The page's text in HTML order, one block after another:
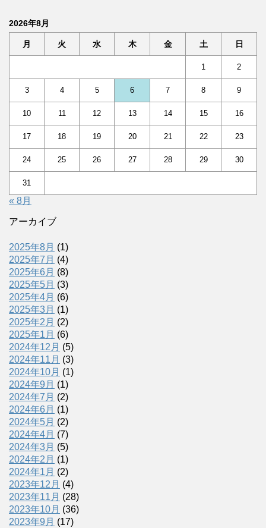
2026年8月
月 火 水 木 金 土 日
1 2
3 4 5 6 7 8 9
10 11 12 13 14 15 16
17 18 19 20 21 22 23
24 25 26 27 28 29 30
31
« 8月
アーカイブ
2025年8月 (1)
2025年7月 (4)
2025年6月 (8)
2025年5月 (3)
2025年4月 (6)
2025年3月 (1)
2025年2月 (2)
2025年1月 (6)
2024年12月 (5)
2024年11月 (3)
2024年10月 (1)
2024年9月 (1)
2024年7月 (2)
2024年6月 (1)
2024年5月 (2)
2024年4月 (7)
2024年3月 (5)
2024年2月 (1)
2024年1月 (2)
2023年12月 (4)
2023年11月 (28)
2023年10月 (36)
2023年9月 (17)